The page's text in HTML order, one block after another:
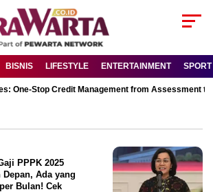
BISNIS LIFESTYLE ENTERTAINMENT SPORT
One-Stop Credit Management from Assessment
PPPK 2025
Ada yang
Bulan! Cek